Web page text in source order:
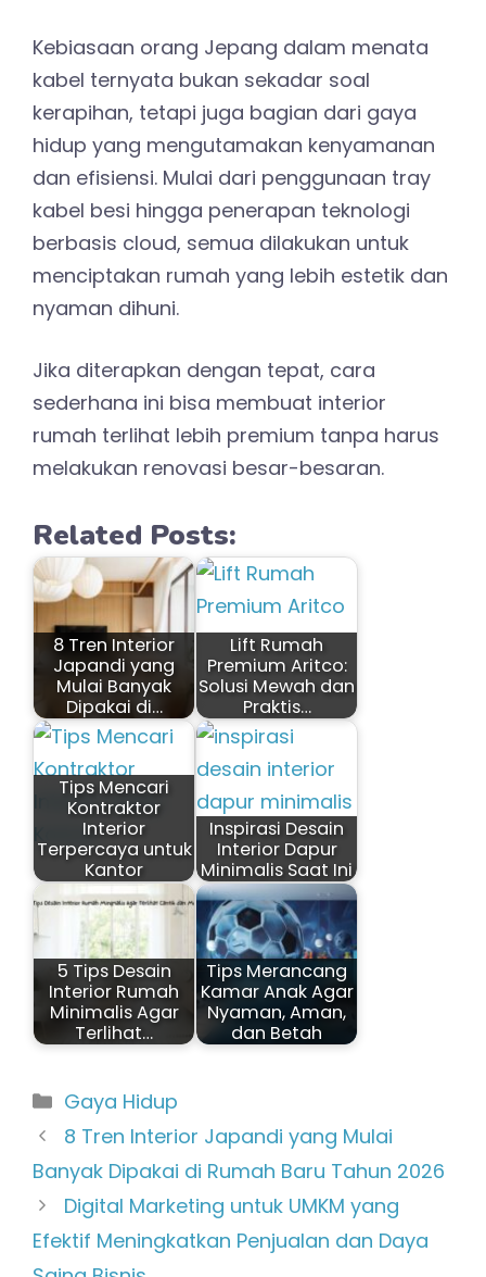
Kebiasaan orang Jepang dalam menata
kabel ternyata bukan sekadar soal
kerapihan, tetapi juga bagian dari gaya
hidup yang mengutamakan kenyamanan
dan efisiensi. Mulai dari penggunaan tray
kabel besi hingga penerapan teknologi
berbasis cloud, semua dilakukan untuk
menciptakan rumah yang lebih estetik dan
nyaman dihuni.
Jika diterapkan dengan tepat, cara
sederhana ini bisa membuat interior
rumah terlihat lebih premium tanpa harus
melakukan renovasi besar-besaran.
Related Posts:
8 Tren Interior
Japandi yang
Mulai Banyak
Dipakai di…
Lift Rumah
Premium Aritco:
Solusi Mewah dan
Praktis…
Tips Mencari
Kontraktor
Interior
Terpercaya untuk
Kantor
Inspirasi Desain
Interior Dapur
Minimalis Saat Ini
5 Tips Desain
Interior Rumah
Minimalis Agar
Terlihat…
Tips Merancang
Kamar Anak Agar
Nyaman, Aman,
dan Betah
Kategori
Gaya Hidup
8 Tren Interior Japandi yang Mulai
Banyak Dipakai di Rumah Baru Tahun 2026
Digital Marketing untuk UMKM yang
Efektif Meningkatkan Penjualan dan Daya